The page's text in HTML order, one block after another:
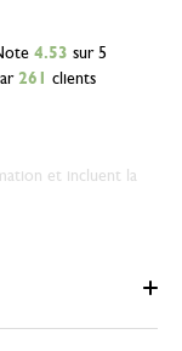
4.53 sur 5
261 clients
et incluent la